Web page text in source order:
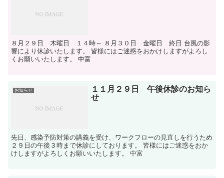
８月２９日 木曜日 １４時～ ８月３０日 金曜日 終日 台風の影
響により休診いたします。 皆様にはご迷惑をおかけしますがよろし
くお願いいたします。 中富
お知らせ
１１月２９日 午後休診のお知ら
せ
先日、感染予防対策の講義を受け、ワークフローの見直しを行うため
２９日の午後３時まで休診にしております。 皆様にはご迷惑をおか
けしますがよろしくお願いいたします。 中富